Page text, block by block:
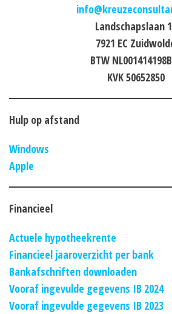
Landschapslaan
7921 EC
BTW
KVK 50652850
Hulp op afstand
Windows
Apple
Financieel
Actuele hypotheekrente
Financieel jaaroverzicht per bank
Bankafschriften downloaden
Vooraf ingevulde gegevens IB 2024
Vooraf ingevulde gegevens IB 2023